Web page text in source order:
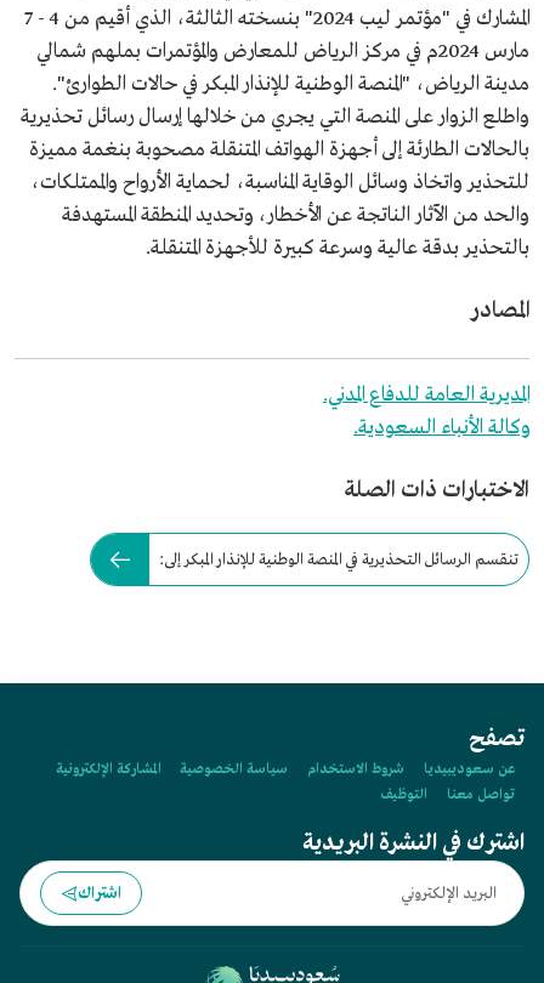
المشارك في "مؤتمر ليب 2024" بنسخته الثالثة، الذي أقيم من 4 - 7
مارس 2024م في مركز الرياض للمعارض والمؤتمرات بملهم شمالي
مدينة الرياض، "المنصة الوطنية للإنذار المبكر في حالات الطوارئ".
واطلع الزوار على المنصة التي يجري من خلالها إرسال رسائل تحذيرية
بالحالات الطارئة إلى أجهزة الهواتف المتنقلة مصحوبة بنغمة مميزة
للتحذير واتخاذ وسائل الوقاية المناسبة، لحماية الأرواح والممتلكات،
والحد من الآثار الناتجة عن الأخطار، وتحديد المنطقة المستهدفة
بالتحذير بدقة عالية وسرعة كبيرة للأجهزة المتنقلة.
المصادر
المديرية العامة للدفاع المدني.
وكالة الأنباء السعودية.
الاختبارات ذات الصلة
تنقسم الرسائل التحذيرية في المنصة الوطنية للإنذار المبكر إلى:
تصفح
عن سعوديبيديا شروط الاستخدام سياسة الخصوصية
المشاركة الإلكترونية
تواصل معنا
التوظيف
اشترك في النشرة البريدية
اشتراك